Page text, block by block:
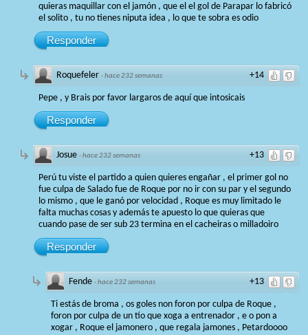
quieras maquillar con el jamón , que el el gol de Parapar lo fabricó
el solito , tu no tienes niputa idea , lo que te sobra es odio
Responder
+14
Roquefeler ·hace 232 semanas
Pepe , y Brais por favor largaros de aquí que intosicais
Responder
+13
Josue ·hace 232 semanas
Perú tu viste el partido a quien quieres engañar , el primer gol no
fue culpa de Salado fue de Roque por no ir con su par y el segundo
lo mismo , que le ganó por velocidad , Roque es muy limitado le
falta muchas cosas y además te apuesto lo que quieras que
cuando pase de ser sub 23 termina en el cacheiras o milladoiro
Responder
+13
Fende ·hace 232 semanas
Ti estás de broma , os goles non foron por culpa de Roque ,
foron por culpa de un tío que xoga a entrenador , e o pon a
xogar , Roque el jamonero , que regala jamones , Petardoooo